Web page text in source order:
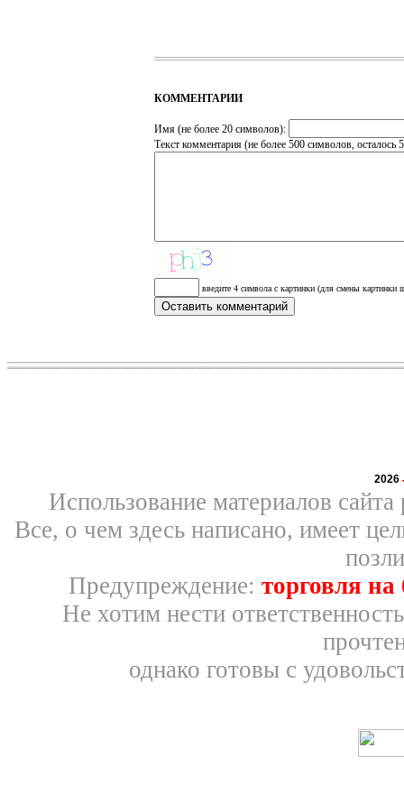
КОММЕНТАРИИ
Имя (не более 20 символов):
Текст комментария (не более 500 символов, осталось
введите 4 символа с картинки (для смены картинки
2026
Использование материалов
Все, о чем здесь написано, имеет
Предупреждение: торговля
Не хотим нести
однако готовы с